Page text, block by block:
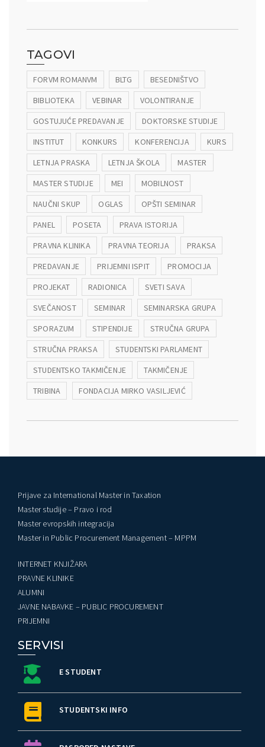
TAGOVI
FORVM ROMANVM BLTG
BESEDNIŠTVO
BIBLIOTEKA
VEBINAR
VOLONTIRANJE
GOSTUJUĆE PREDAVANJE
DOKTORSKE STUDIJE
INSTITUT
KONKURS KONFERENCIJA
KURS
LETNJA PRASKA
LETNJA ŠKOLA
MASTER
MASTER STUDIJE
MEI
MOBILNOST
NAUČNI SKUP
OGLAS
OPŠTI SEMINAR
PANEL
POSETA
PRAVA ISTORIJA
PRAVNA KLINIKA
PRAVNA TEORIJA
PRAKSA
PREDAVANJE
PRIJEMNI ISPIT
PROMOCIJA
PROJEKAT
RADIONICA
SVETI SAVA
SVEČANOST
SEMINAR
SEMINARSKA GRUPA
SPORAZUM
STIPENDIJE
STRUČNA GRUPA
STRUČNA PRAKSA
STUDENTSKI PARLAMENT
STUDENTSKO TAKMIČENJE
TAKMIČENJE
TRIBINA
FONDACIJA MIRKO VASILJEVIĆ
Prijave za International Master in Taxation
Master studije – Pravo i rod
Master evropskih integracija
Master in Public Procurement Management – MPPM
INTERNET KNJIŽARA
PRAVNE KLINIKE
ALUMNI
JAVNE NABAVKE – PUBLIC PROCUREMENT
PRIJEMNI
SERVISI
E STUDENT
STUDENTSKI INFO